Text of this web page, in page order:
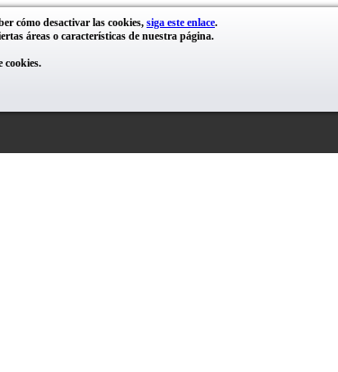
cómo desactivar las cookies, siga este enlace.
áreas o características de nuestra página.
cookies.